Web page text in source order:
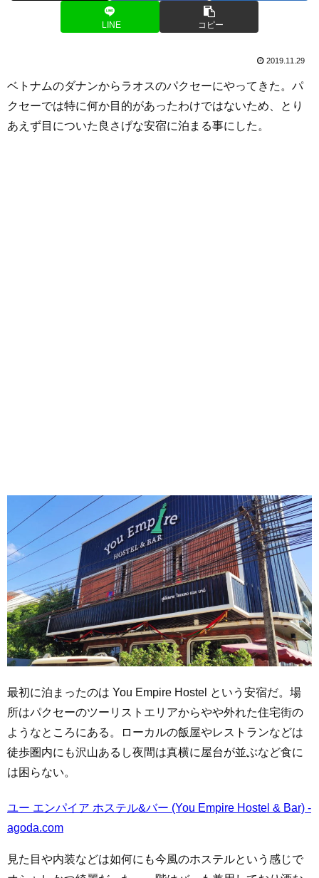
LINE コピー
2019.11.29
ベトナムのダナンからラオスのパクセーにやってきた。パ
クセーでは特に何か目的があったわけではないため、とり
あえず目についた良さげな安宿に泊まる事にした。
最初に泊まったのは You Empire Hostel という安宿だ。場
所はパクセーのツーリストエリアからやや外れた住宅街の
ようなところにある。ローカルの飯屋やレストランなどは
徒歩圏内にも沢山あるし夜間は真横に屋台が並ぶなど食に
は困らない。
ユー エンパイア ホステル&バー (You Empire Hostel & Bar) -
agoda.com
見た目や内装などは如何にも今風のホステルという感じで